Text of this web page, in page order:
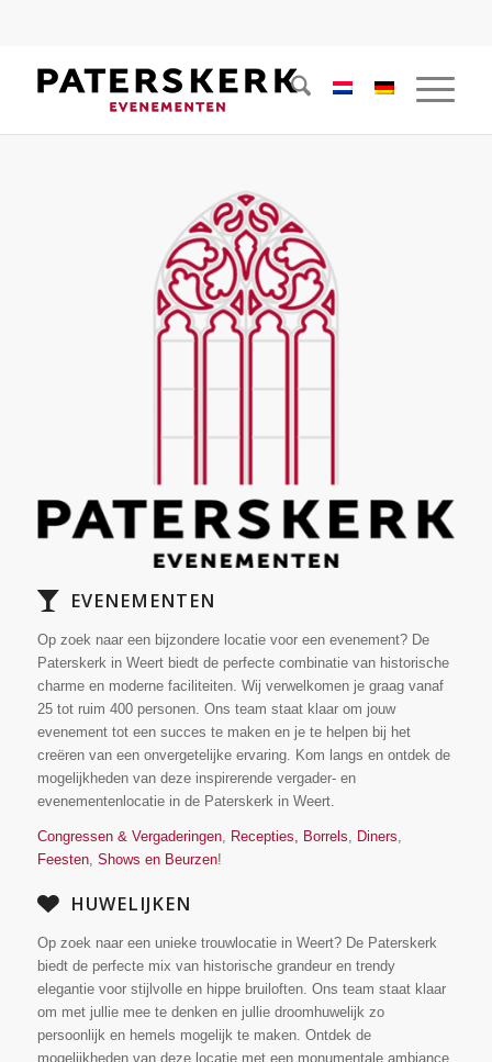
EVENEMENTEN
Op zoek naar een bijzondere locatie voor een evenement? De
Paterskerk in Weert biedt de perfecte combinatie van historische
charme en moderne faciliteiten. Wij verwelkomen je graag vanaf
25 tot ruim 400 personen. Ons team staat klaar om jouw
evenement tot een succes te maken en je te helpen bij het
creëren van een onvergetelijke ervaring. Kom langs en ontdek de
mogelijkheden van deze inspirerende vergader- en
evenementenlocatie in de Paterskerk in Weert.
Congressen & Vergaderingen, Recepties, Borrels Diners
Feesten, Shows en Beurzen!
HUWELIJKEN
Op zoek naar een unieke trouwlocatie in Weert? De Paterskerk
biedt de perfecte mix van historische grandeur en trendy
elegantie voor stijlvolle en hippe bruiloften. Ons team staat klaar
om met jullie mee te denken en jullie droomhuwelijk zo
persoonlijk en hemels mogelijk te maken. Ontdek de
mogelijkheden van deze locatie met een monumentale ambiance